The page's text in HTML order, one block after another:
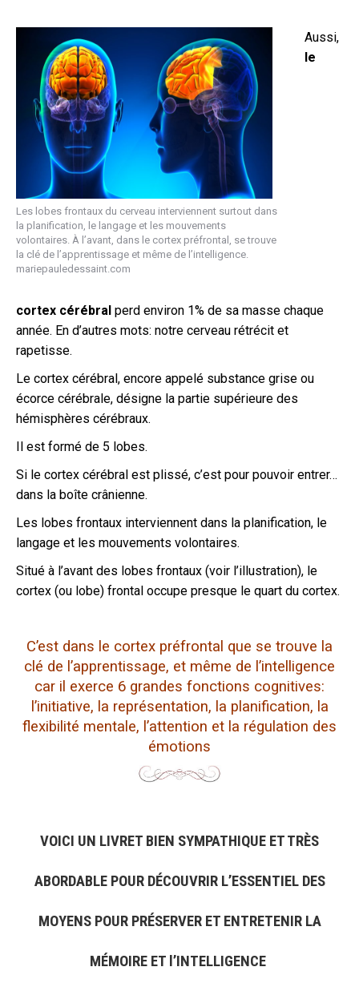
Les lobes frontaux du cerveau interviennent surtout dans
la planification, le langage et les mouvements
volontaires. À l’avant, dans le cortex préfrontal, se trouve
la clé de l’apprentissage et même de l’intelligence.
mariepauledessaint.com
Aussi,
le
cortex cérébral perd environ 1% de sa masse chaque
année. En d’autres mots: notre cerveau rétrécit et
rapetisse.
Le cortex cérébral, encore appelé substance grise ou
écorce cérébrale, désigne la partie supérieure des
hémisphères cérébraux.
Il est formé de 5 lobes.
Si le cortex cérébral est plissé, c’est pour pouvoir entrer…
dans la boîte crânienne.
Les lobes frontaux interviennent dans la planification, le
langage et les mouvements volontaires.
Situé à l’avant des lobes frontaux (voir l’illustration), le
cortex (ou lobe) frontal occupe presque le quart du cortex.
C’est dans le cortex préfrontal que se trouve la
clé de l’apprentissage, et même de l’intelligence
car il exerce 6 grandes fonctions cognitives:
l’initiative, la représentation, la planification, la
flexibilité mentale, l’attention et la régulation des
émotions
VOICI UN LIVRET BIEN SYMPATHIQUE ET TRÈS
ABORDABLE POUR DÉCOUVRIR L’ESSENTIEL DES
MOYENS POUR PRÉSERVER ET ENTRETENIR LA
MÉMOIRE ET l’INTELLIGENCE